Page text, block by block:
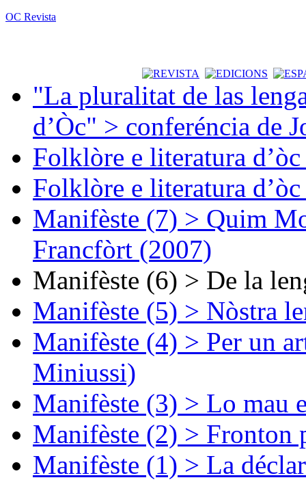
OC Revista
"La pluralitat de las
d’Òc" > conferéncia de
Folklòre e literatura
Folklòre e literatura
Manifèste (7) > Quim
Francfòrt (2007)
Manifèste (6) > De la
Manifèste (5) > Nòstra
Manifèste (4) > Per un
Miniussi)
Manifèste (3) > Lo mau
Manifèste (2) > Fronton
Manifèste (1) > La